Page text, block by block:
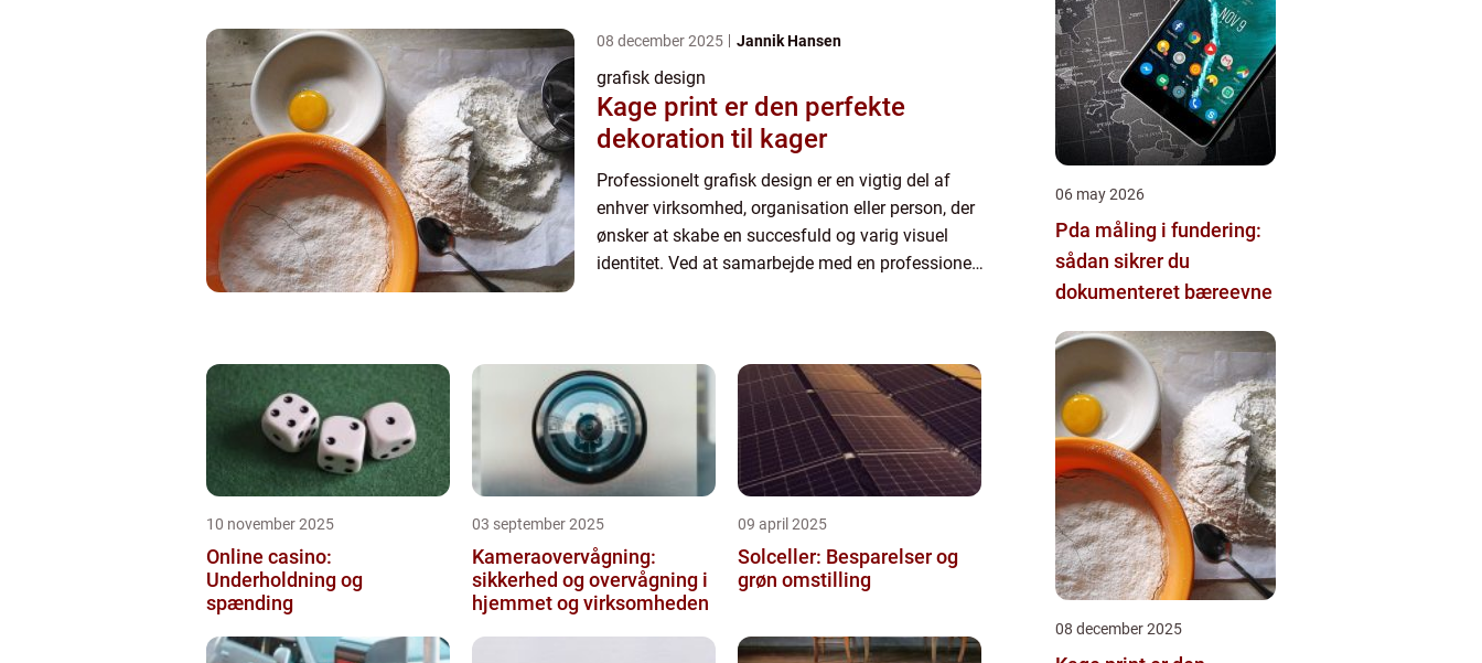
kommunika...
08 december 2025 Jannik Hansen
grafisk design
Kage print er den perfekte
dekoration til kager
Professionelt grafisk design er en vigtig del af
enhver virksomhed, organisation eller person, der
ønsker at skabe en succesfuld og varig visuel
identitet. Ved at samarbejde med en professionel
10 november 2025
Online casino:
Underholdning og
spænding
03 september 2025
Kameraovervågning:
sikkerhed og overvågning i
hjemmet og virksomheden
09 april 2025
Solceller: Besparelser og
grøn omstilling
06 may 2026
Pda måling i fundering:
sådan sikrer du
dokumenteret bæreevne
08 december 2025